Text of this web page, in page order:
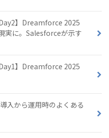
】Dreamforce 2025
実に。Salesforceが示す
】Dreamforce 2025
入から運用時のよくある